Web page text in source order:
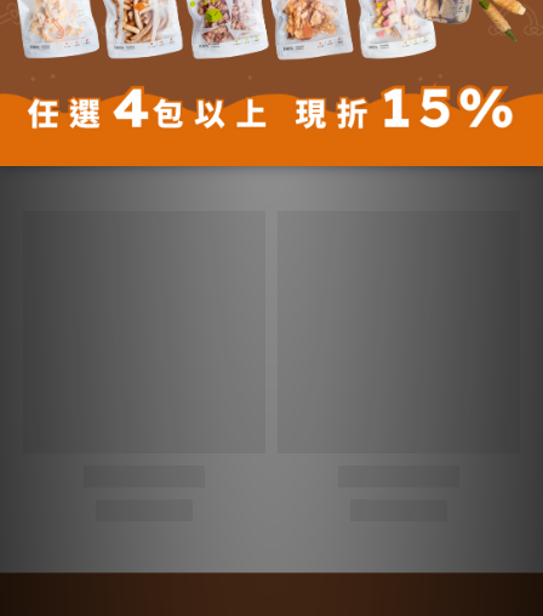
付款方式 (8)